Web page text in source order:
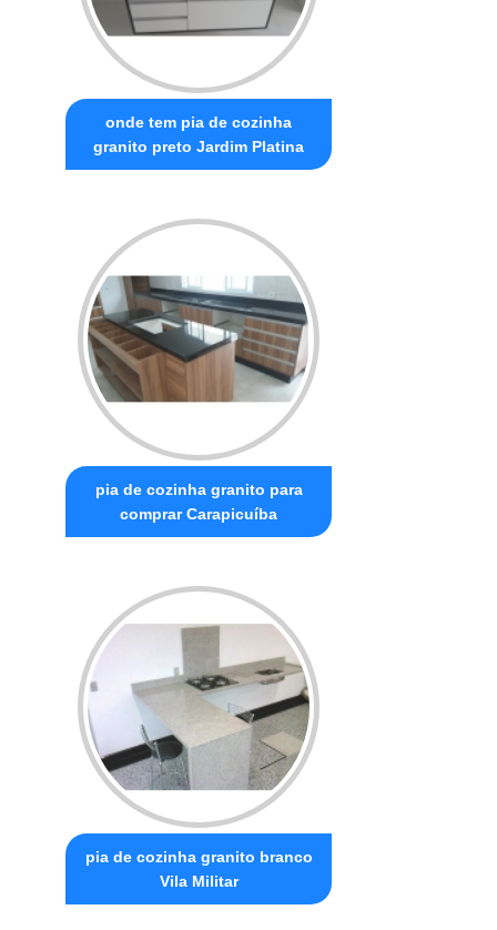
onde tem pia de cozinha
granito preto Jardim Platina
pia de cozinha granito para
comprar Carapicuíba
pia de cozinha granito branco
Vila Militar